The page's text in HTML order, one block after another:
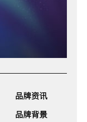
品牌资讯
品牌背景